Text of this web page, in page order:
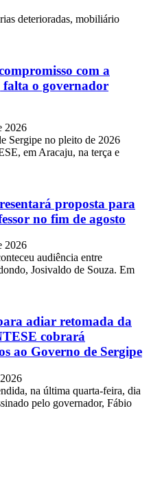
deterioradas, mobiliário
com a
falta o governador
2026
Sergipe no pleito de 2026
em Aracaju, na terça e
proposta para
no fim de agosto
2026
audiência entre
Josivaldo de Souza. Em
adiar retomada da
cobrará
ao Governo de Sergipe
na última quarta-feira, dia
pelo governador, Fábio